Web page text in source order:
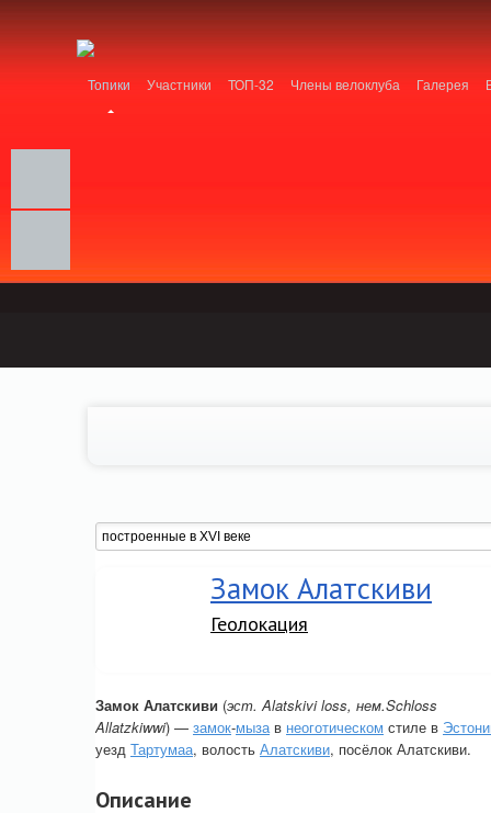
Топики Участники ТОП-32 Члены велоклуба Галерея
Замок Алатскиви
Геолокация
Замок Алатскиви (эст. Alatskivi loss, нем.Schloss
Allatzkiwwi) — замок-мызав неоготическом стиле в
уезд Тартумаа, волость Алатскиви, посёлок Алатскиви.
Описание